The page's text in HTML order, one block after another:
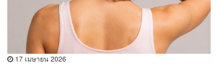
17 เมษายน 2026